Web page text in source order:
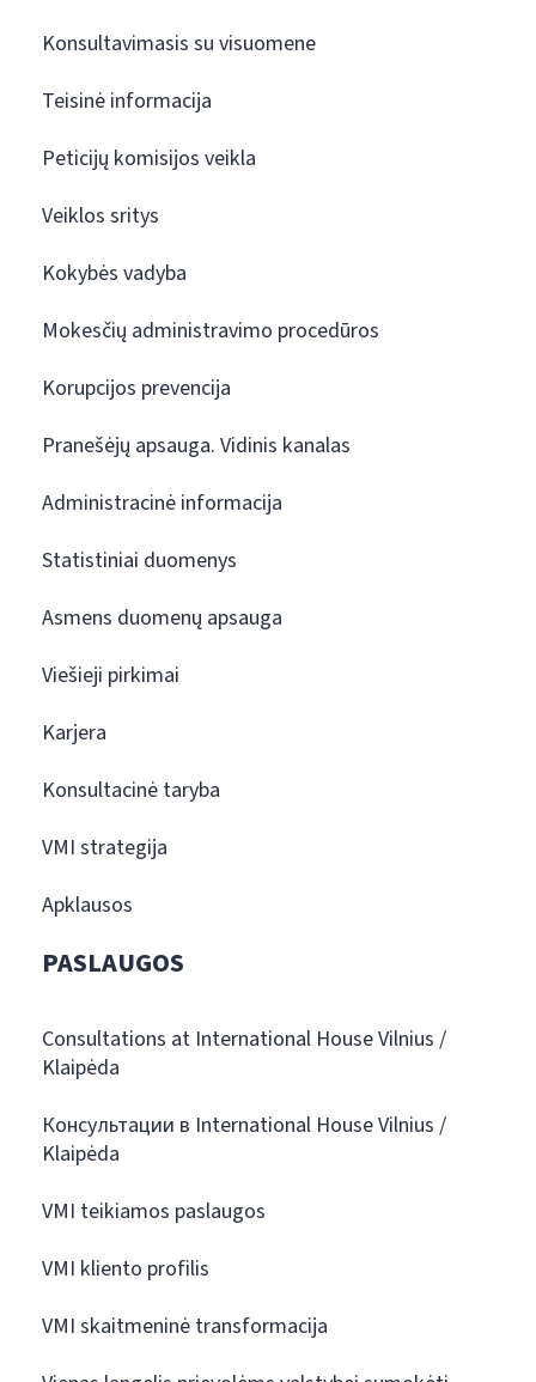
Konsultavimasis su visuomene
Teisinė informacija
Peticijų komisijos veikla
Veiklos sritys
Kokybės vadyba
Mokesčių administravimo procedūros
Korupcijos prevencija
Pranešėjų apsauga. Vidinis kanalas
Administracinė informacija
Statistiniai duomenys
Asmens duomenų apsauga
Viešieji pirkimai
Karjera
Konsultacinė taryba
VMI strategija
Apklausos
PASLAUGOS
Consultations at International House Vilnius /
Klaipėda
Консультации в International House Vilnius /
Klaipėda
VMI teikiamos paslaugos
VMI kliento profilis
VMI skaitmeninė transformacija